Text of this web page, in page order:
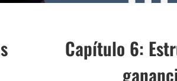
Capítulo 6: